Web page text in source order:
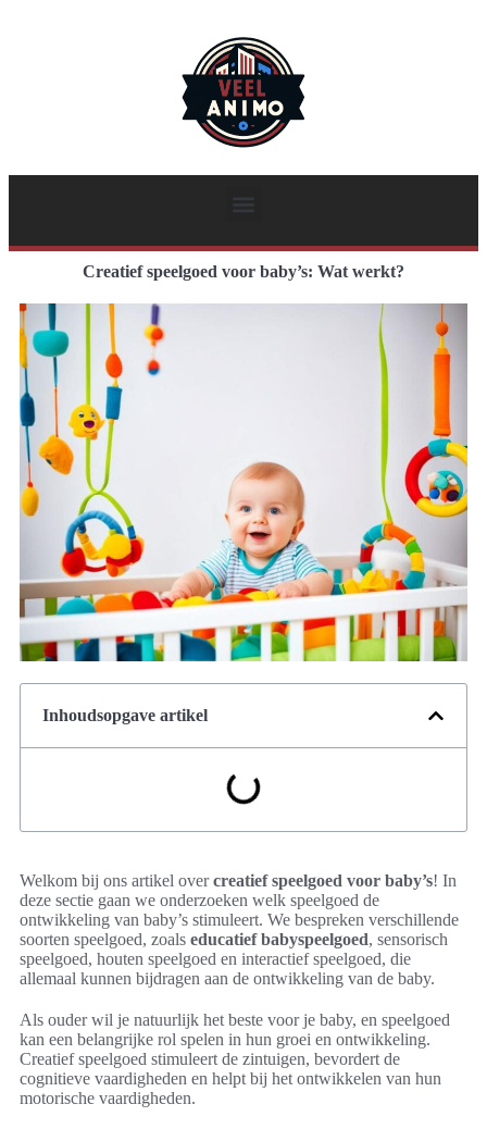
Creatief speelgoed voor baby’s: Wat werkt?
Inhoudsopgave artikel
Welkom bij ons artikel overcreatief speelgoed voor baby’s! In
deze sectie gaan we onderzoeken welk speelgoed de
ontwikkeling van baby’s stimuleert. We bespreken verschillende
soorten speelgoed, zoals educatief babyspeelgoed, sensorisch
speelgoed, houten speelgoed en interactief speelgoed, die
allemaal kunnen bijdragen aan de ontwikkeling van de baby.
Als ouder wil je natuurlijk het beste voor je baby, en speelgoed
kan een belangrijke rol spelen in hun groei en ontwikkeling.
Creatief speelgoed stimuleert de zintuigen, bevordert de
cognitieve vaardigheden en helpt bij het ontwikkelen van hun
motorische vaardigheden.